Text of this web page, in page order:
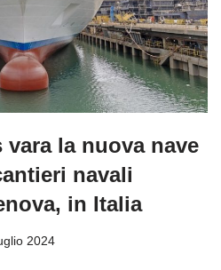
vara la nuova nave
navali
in Italia
2024